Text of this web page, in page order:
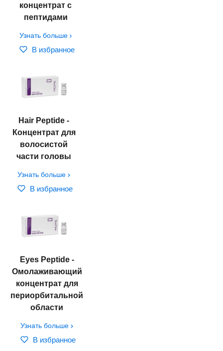
концентрат с
пептидами
Узнать больше
В избранное
Hair Peptide -
Концентрат для
волосистой
части головы
Узнать больше
В избранное
Eyes Peptide -
Омолаживающий
концентрат для
периорбитальной
области
Узнать больше
В избранное